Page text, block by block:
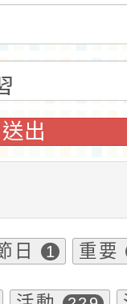
送出
日 1 重要